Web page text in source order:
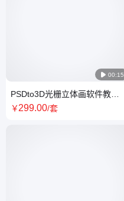
 00:15
PSDto3D光栅立体画软件教程
裸眼3D立体 画卡片视频教程二
￥299.00/套